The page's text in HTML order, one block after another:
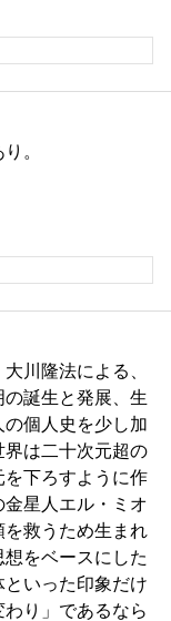
。
川隆法による、
誕生と発展、生
個人史を少し加
界は二十次元超の
下ろすように作
星人エル・ミオ
救うため生まれ
をベースにした
いった印象だけ
り」であるなら